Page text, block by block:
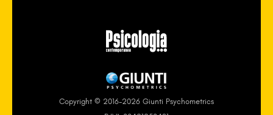
Copyright © 2016-2026 Giunti Psychometrics